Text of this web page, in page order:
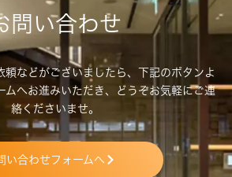
問い合わせ
頼などがございましたら、下記のボタンよ
ムへお進みいただき、どうぞお気軽にご連
絡くださいませ。
い合わせフォームへ